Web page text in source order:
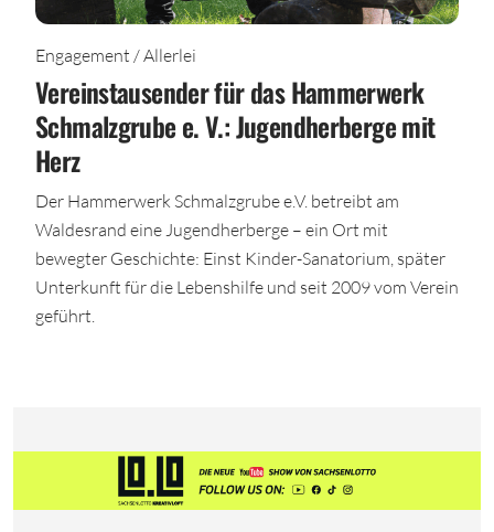
Engagement / Allerlei
Vereinstausender für das Hammerwerk
Schmalzgrube e. V.: Jugendherberge mit
Herz
Der Hammerwerk Schmalzgrube e.V. betreibt am
Waldesrand eine Jugendherberge – ein Ort mit
bewegter Geschichte: Einst Kinder-Sanatorium, später
Unterkunft für die Lebenshilfe und seit 2009 vom Verein
geführt.